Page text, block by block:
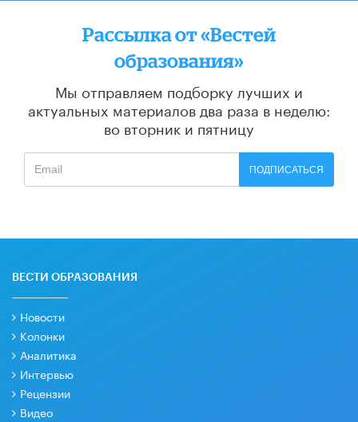
Рассылка от «Вестей
образования»
Мы отправляем подборку лучших и
актуальных материалов два раза в неделю:
во вторник и пятницу
ПОДПИСАТЬСЯ
ВЕСТИ ОБРАЗОВАНИЯ
Новости
Колонки
Аналитика
Интервью
Рецензии
Видео